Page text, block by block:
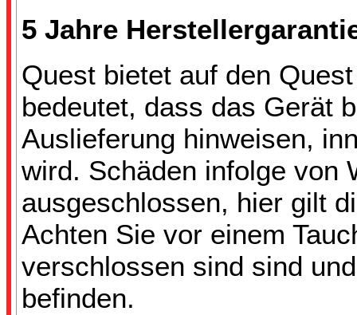
5 Jahre
Quest bietet auf den
bedeutet, dass das Gerät
Auslieferung hinweisen,
wird. Schäden infolge von
ausgeschlossen, hier gilt
Achten Sie vor einem
verschlossen sind sind
befinden.